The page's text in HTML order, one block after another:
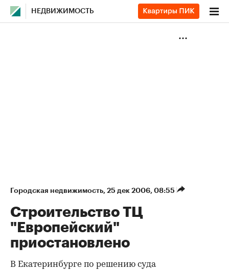
НЕДВИЖИМОСТЬ
Городская недвижимость⁠, 25 дек 2006, 08:55
Строительство ТЦ
"Европейский"
приостановлено
В Екатеринбурге по решению суда